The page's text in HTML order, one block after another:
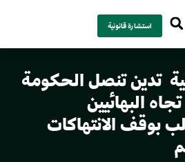
استشارة قانونية
تدين تنصل الحكومة
البهائيين
بوقف الانتهاكات